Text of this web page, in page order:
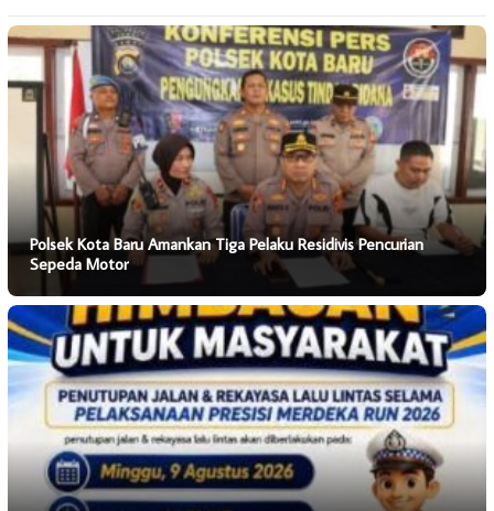
Polsek Kota Baru Amankan Tiga Pelaku Residivis Pencurian
Sepeda Motor